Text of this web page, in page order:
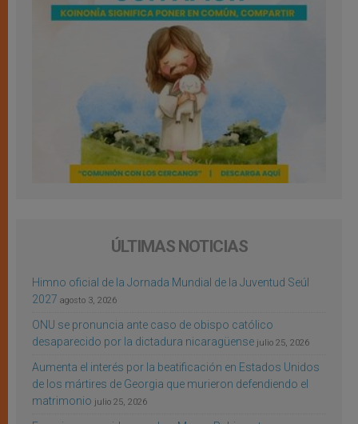
ÚLTIMAS NOTICIAS
Himno oficial de la Jornada Mundial de la Juventud Seúl
2027 agosto 3, 2026
ONU se pronuncia ante caso de obispo católico
desaparecido por la dictadura nicaragüense julio 25, 2026
Aumenta el interés por la beatificación en Estados Unidos
de los mártires de Georgia que murieron defendiendo el
matrimonio julio 25, 2026